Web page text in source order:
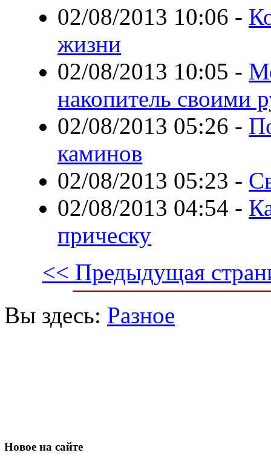
02/08/2013 10:06 -
жизни
02/08/2013 10:05 -
накопитель своими
02/08/2013 05:26 -
каминов
02/08/2013 05:23 -
02/08/2013 04:54 -
прическу
<< Предыдущая
Вы здесь: Разное
Новое на сайте